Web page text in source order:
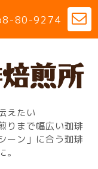
80-9274
えたい
りまで幅広い珈琲
ーン」に合う珈琲